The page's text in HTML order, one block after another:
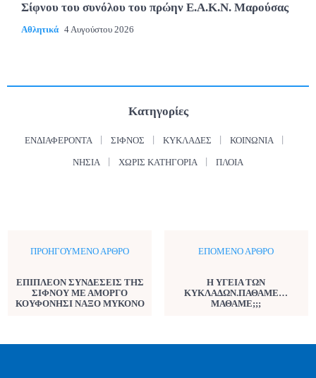
Σίφνου του συνόλου του πρώην Ε.Α.Κ.Ν. Μαρούσας
Αθλητικά 4 Αυγούστου 2026
Κατηγορίες
ΕΝΔΙΑΦΈΡΟΝΤΑ ΣΊΦΝΟΣ ΚΥΚΛΆΔΕΣ ΚΟΙΝΩΝΊΑ
ΝΗΣΙΆ ΧΩΡΊΣ ΚΑΤΗΓΟΡΊΑ ΠΛΟΊΑ
ΠΡΟΗΓΟΎΜΕΝΟ ΆΡΘΡΟ
ΕΠΙΠΛΕΟΝ ΣΥΝΔΕΣΕΙΣ ΤΗΣ
ΣΙΦΝΟΥ ΜΕ ΑΜΟΡΓΟ
ΚΟΥΦΟΝΗΣΙ ΝΑΞΟ ΜΥΚΟΝΟ
ΕΠΌΜΕΝΟ ΆΡΘΡΟ
Η ΥΓΕΙΑ ΤΩΝ
ΚΥΚΛΑΔΩΝ.ΠΑΘΑΜΕ…
ΜΑΘΑΜΕ;;;